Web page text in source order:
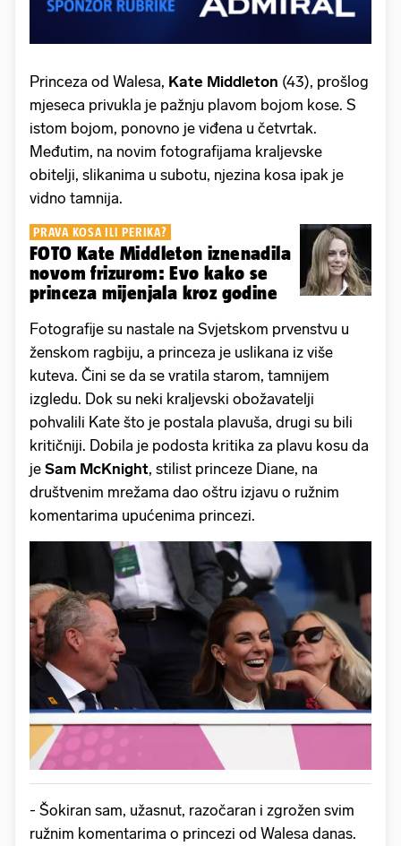
Princeza od Walesa, Kate Middleton (43), prošlog
mjeseca privukla je pažnju plavom bojom kose. S
istom bojom, ponovno je viđena u četvrtak.
Međutim, na novim fotografijama kraljevske
obitelji, slikanima u subotu, njezina kosa ipak je
vidno tamnija.
PRAVA KOSA ILI PERIKA?
FOTO Kate Middleton iznenadila
novom frizurom: Evo kako se
princeza mijenjala kroz godine
Fotografije su nastale na Svjetskom prvenstvu u
ženskom ragbiju, a princeza je uslikana iz više
kuteva. Čini se da se vratila starom, tamnijem
izgledu. Dok su neki kraljevski obožavatelji
pohvalili Kate što je postala plavuša, drugi su bili
kritičniji. Dobila je podosta kritika za plavu kosu da
je Sam McKnight, stilist princeze Diane, na
društvenim mrežama dao oštru izjavu o ružnim
komentarima upućenima princezi.
- Šokiran sam, užasnut, razočaran i zgrožen svim
ružnim komentarima o princezi od Walesa danas.